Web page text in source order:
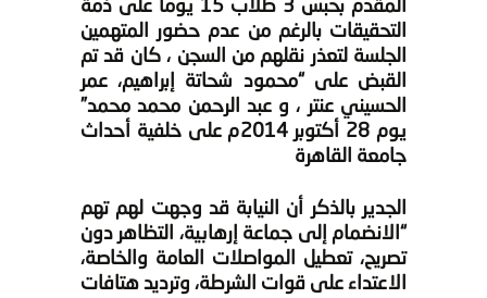
المقدم بحبس 3 طلاب 15 يومًا على ذمة
التحقيقات بالرغم من عدم حضور المتهمين
الجلسة لتعذر نقلهم من السجن ، كان قد تم
القبض على “محمود شحاتة إبراهيم، عمر
الحسيني عنتر ، و عبد الرحمن محمد محمد”
يوم 28 أكتوبر 2014م على خلفية أحداث
جامعة القاهرة
الجدير بالذكر أن النيابة قد وجهت لهم تهم
“الانضمام إلى جماعة إرهابية، التظاهر دون
تصريح، تعطيل المواصلات العامة والخاصة،
الاعتداء على قوات الشرطة، وترديد هتافات